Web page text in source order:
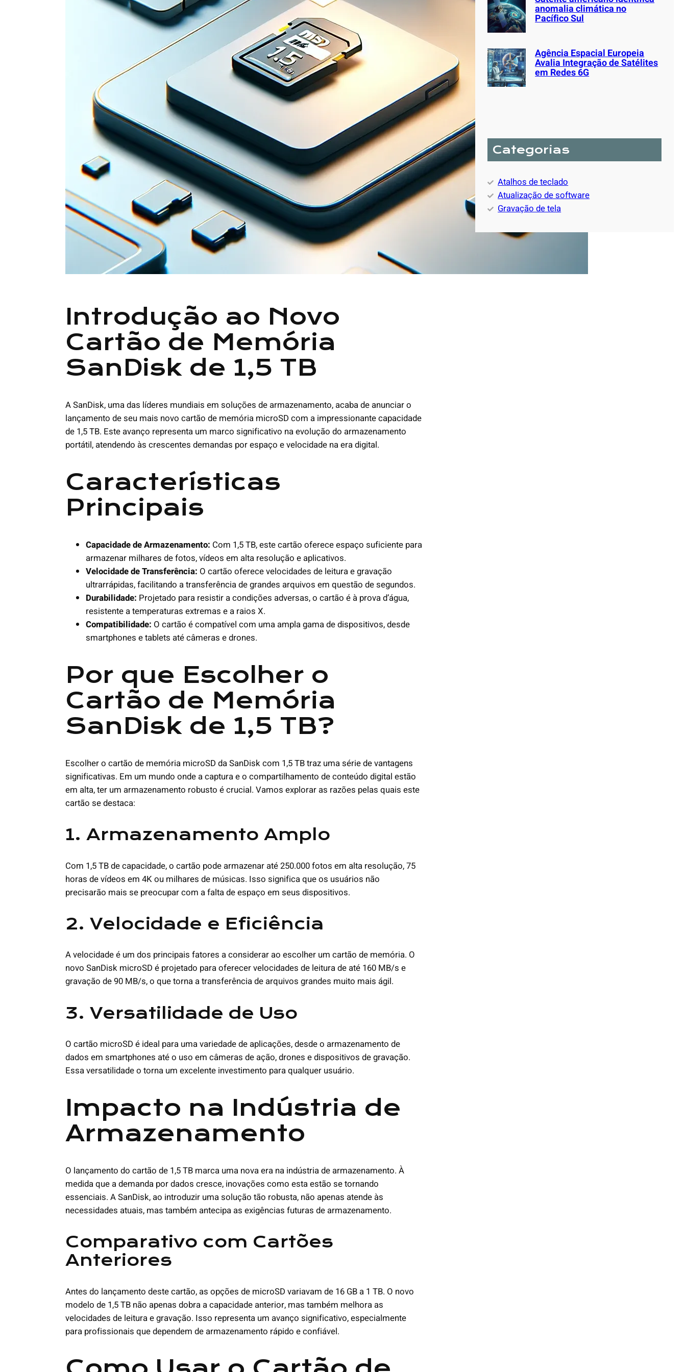
Introdução ao Novo
Cartão de Memória
SanDisk de 1,5 TB
A SanDisk, uma das líderes mundiais em soluções de armazenamento, acaba de anunciar o
lançamento de seu mais novo cartão de memória microSD com a impressionante capacidade
de 1,5 TB. Este avanço representa um marco significativo na evolução do armazenamento
portátil, atendendo às crescentes demandas por espaço e velocidade na era digital.
Características
Principais
Capacidade de Armazenamento: Com 1,5 TB, este cartão oferece espaço suficiente para
armazenar milhares de fotos, vídeos em alta resolução e aplicativos.
Velocidade de Transferência: O cartão oferece velocidades de leitura e gravação
ultrarrápidas, facilitando a transferência de grandes arquivos em questão de segundos.
Durabilidade: Projetado para resistir a condições adversas, o cartão é à prova d’água,
resistente a temperaturas extremas e a raios X.
Compatibilidade: O cartão é compatível com uma ampla gama de dispositivos, desde
smartphones e tablets até câmeras e drones.
Por que Escolher o
Cartão de Memória
SanDisk de 1,5 TB?
Escolher o cartão de memória microSD da SanDisk com 1,5 TB traz uma série de vantagens
significativas. Em um mundo onde a captura e o compartilhamento de conteúdo digital estão
em alta, ter um armazenamento robusto é crucial. Vamos explorar as razões pelas quais este
cartão se destaca:
1. Armazenamento Amplo
Com 1,5 TB de capacidade, o cartão pode armazenar até 250.000 fotos em alta resolução, 75
horas de vídeos em 4K ou milhares de músicas. Isso significa que os usuários não
precisarão mais se preocupar com a falta de espaço em seus dispositivos.
2. Velocidade e Eficiência
A velocidade é um dos principais fatores a considerar ao escolher um cartão de memória. O
novo SanDisk microSD é projetado para oferecer velocidades de leitura de até 160 MB/s e
gravação de 90 MB/s, o que torna a transferência de arquivos grandes muito mais ágil.
3. Versatilidade de Uso
O cartão microSD é ideal para uma variedade de aplicações, desde o armazenamento de
dados em smartphones até o uso em câmeras de ação, drones e dispositivos de gravação.
Essa versatilidade o torna um excelente investimento para qualquer usuário.
Impacto na Indústria de
Armazenamento
O lançamento do cartão de 1,5 TB marca uma nova era na indústria de armazenamento. À
medida que a demanda por dados cresce, inovações como esta estão se tornando
essenciais. A SanDisk, ao introduzir uma solução tão robusta, não apenas atende às
necessidades atuais, mas também antecipa as exigências futuras de armazenamento.
Comparativo com Cartões
Anteriores
Antes do lançamento deste cartão, as opções de microSD variavam de 16 GB a 1 TB. O novo
modelo de 1,5 TB não apenas dobra a capacidade anterior, mas também melhora as
velocidades de leitura e gravação. Isso representa um avanço significativo, especialmente
para profissionais que dependem de armazenamento rápido e confiável.
anomalia climática no
Pacífico Sul
Agência Espacial Europeia
Avalia Integração de Satélites
em Redes 6G
Categorias
Atalhos de teclado
Atualização de software
Gravação de tela